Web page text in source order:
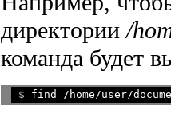
директории/
команда будет
$